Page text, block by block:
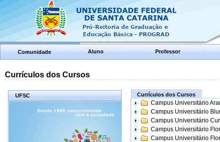
Comunidade Aluno Professor
Currículos dos Cursos
UFSC Currículos dos Cursos
Campus Universitário
Campus Universitário
Campus Universitário
Campus Universitário
Campus Universitário